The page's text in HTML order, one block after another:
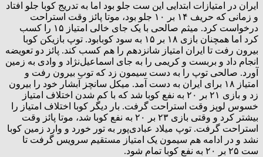
ایران در امتیازات ابتدایی این ست جلو بود اما به تدریج کوبا جلو افتاد
و زمانی که حریف ۱۴ بر ۱۰ جلو بود، موتا پائز وقت استراحت
درخواست کرد. میثم صالحی با یک جای خالی امتیاز ۱۵ را کسب
کرد اما همچنان بازی ۱۸ بر ۱۵ به سود کوبابود. توپ بازیکن کوبا
بیرون رفت تا ایران امتیاز شانزدهم را هم کسب کند. پائز دو تعویضه
انجام داد و بربست و کریمی را به جای اسماعیل‌نژاد و وادی به زمین
آورد. صالحی توپ را به دست سیمون زد که توپ بیرون رفت و
امتیاز ۱۸ برای ایران به دست آمد. میکل سانچز آبشار خود را بیرون
زد و بازی ۲۱ بر ۲۰ به نفع کوبا شد که با کم شدن اختلاف امتیاز
خسوس لوپز وقت استراحت گرفت. بار دیگر کوبا اختلاف امتیاز را
بیشتر کرد و وقتی بازی ۲۳ بر ۲۰ به نفع کوبا شد، موتا پائز وقت
استراحت گرفت. توپ میلاد عبادی‌پور به تور خورد و وارد زمین کوبا
نشد و در ادامه هم سیمون یک امتیاز مستقیم سرویس گرفت تا
ست ۲۵ بر ۲۰ به نفع کوبا تمام شود.